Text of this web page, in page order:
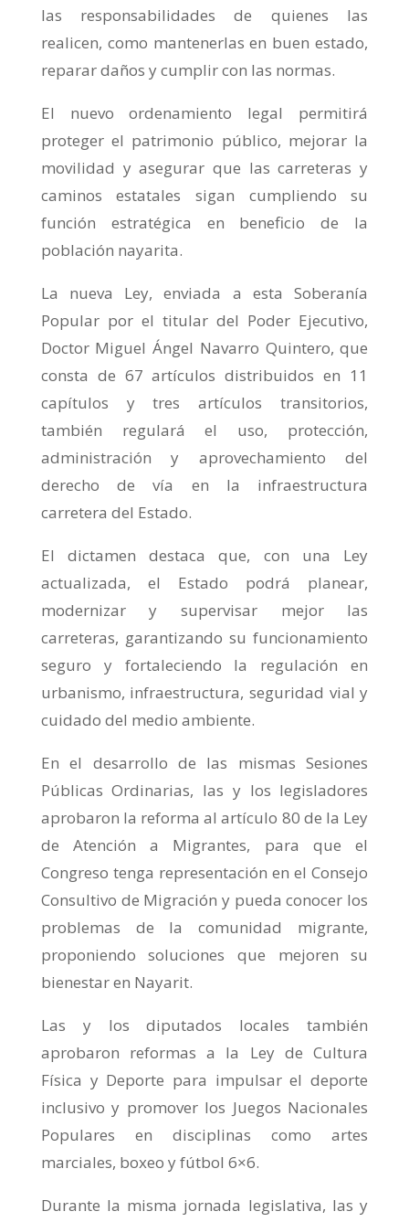
las responsabilidades de quienes las
realicen, como mantenerlas en buen estado,
reparar daños y cumplir con las normas.
El nuevo ordenamiento legal permitirá
proteger el patrimonio público, mejorar la
movilidad y asegurar que las carreteras y
caminos estatales sigan cumpliendo su
función estratégica en beneficio de la
población nayarita.
La nueva Ley, enviada a esta Soberanía
Popular por el titular del Poder Ejecutivo,
Doctor Miguel Ángel Navarro Quintero, que
consta de 67 artículos distribuidos en 11
capítulos y tres artículos transitorios,
también regulará el uso, protección,
administración y aprovechamiento del
derecho de vía en la infraestructura
carretera del Estado.
El dictamen destaca que, con una Ley
actualizada, el Estado podrá planear,
modernizar y supervisar mejor las
carreteras, garantizando su funcionamiento
seguro y fortaleciendo la regulación en
urbanismo, infraestructura, seguridad vial y
cuidado del medio ambiente.
En el desarrollo de las mismas Sesiones
Públicas Ordinarias, las y los legisladores
aprobaron la reforma al artículo 80 de la Ley
de Atención a Migrantes, para que el
Congreso tenga representación en el Consejo
Consultivo de Migración y pueda conocer los
problemas de la comunidad migrante,
proponiendo soluciones que mejoren su
bienestar en Nayarit.
Las y los diputados locales también
aprobaron reformas a la Ley de Cultura
Física y Deporte para impulsar el deporte
inclusivo y promover los Juegos Nacionales
Populares en disciplinas como artes
marciales, boxeo y fútbol 6×6.
Durante la misma jornada legislativa, las y